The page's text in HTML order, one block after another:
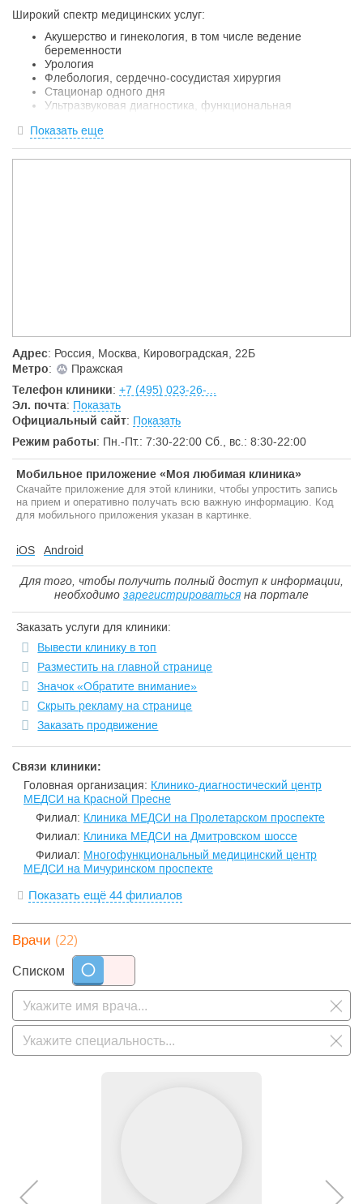
Широкий спектр медицинских услуг:
Акушерство и гинекология, в том числе ведение
беременности
Урология
Флебология, сердечно-сосудистая хирургия
Стационар одного дня
Ультразвуковая диагностика, функциональная
Вакцинация
Мануальная терапия, рефлексотерапия, массаж
Физиотерапия и проч.
Удобные варианты обслуживания:
Разовые обращения и годовые программы
прикрепления
Акции и специальные предложения
Комфортный сервис:
Ежедневный прием без выходных и праздников
Отсутствие очередей
Круглосуточный кол-центр
Возможность онлайн-записи к врачам
Удобная транспортная доступность
Показать еще
Адрес: Россия, Москва, Кировоградская, 22Б
Метро:
Пражская
Телефон клиники: +7 (495) 023-26-...
Эл. почта: Показать
Официальный сайт: Показать
Режим работы: Пн.-Пт.: 7:30-22:00 Сб., вс.: 8:30-22:00
Мобильное приложение «Моя любимая клиника»
Скачайте приложение для этой клиники, чтобы упростить запись
на прием и оперативно получать всю важную информацию. Код
для мобильного приложения указан в картинке.
iOS Android
Для того, чтобы получить полный доступ к информации,
необходимо зарегистрироватьсяна портале
Заказать услуги для клиники:
Вывести клинику в топ
Разместить на главной странице
Значок «Обратите внимание»
Скрыть рекламу на странице
Заказать продвижение
Связи клиники:
Головная организация: Клинико-диагностический центр
МЕДСИ на Красной Пресне
Филиал: Клиника МЕДСИ на Пролетарском проспекте
Филиал: Клиника МЕДСИ на Дмитровском шоссе
Филиал: Многофункциональный медицинский центр
МЕДСИ на Мичуринском проспекте
Показать ещё 44 филиалов
Врачи (22)
Списком